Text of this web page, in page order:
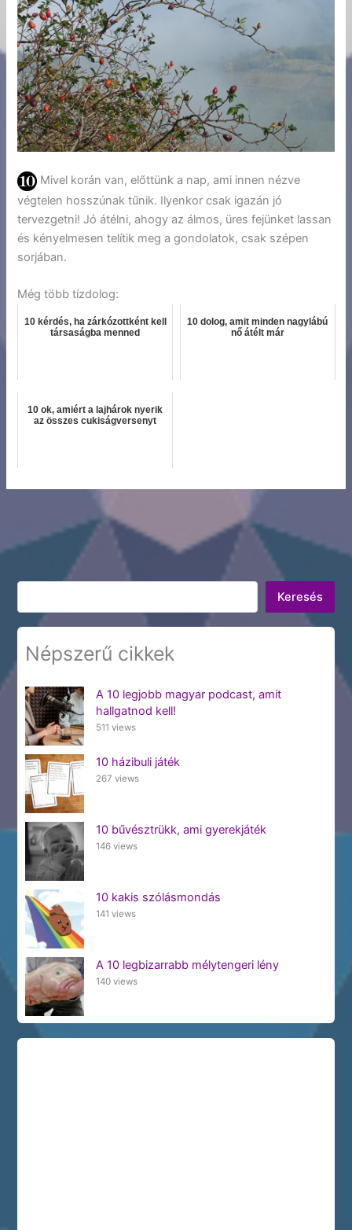
Mivel korán van, előttünk a nap, ami innen nézve
végtelen hosszúnak tűnik. Ilyenkor csak igazán jó
tervezgetni! Jó átélni, ahogy az álmos, üres fejünket lassan
és kényelmesen telítik meg a gondolatok, csak szépen
sorjában.
Még több tízdolog:
10 kérdés, ha zárkózottként kell
társaságba menned
10 dolog, amit minden nagylábú
nő átélt már
10 ok, amiért a lajhárok nyerik
az összes cukiságversenyt
Keresés
Keresés
Népszerű cikkek
A 10 legjobb magyar podcast, amit
hallgatnod kell!
511 views
10 házibuli játék
267 views
10 bűvésztrükk, ami gyerekjáték
146 views
10 kakis szólásmondás
141 views
A 10 legbizarrabb mélytengeri lény
140 views